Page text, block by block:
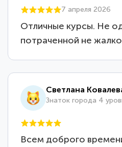
7 апреля 2026
Отличные курсы. Не
потраченной не
Светлана
Знаток города 4
Всем доброго